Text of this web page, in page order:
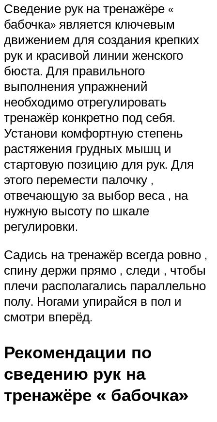
Сведение рук на тренажёре «
бабочка» является ключевым
движением для создания крепких
рук и красивой линии женского
бюста. Для правильного
выполнения упражнений
необходимо отрегулировать
тренажёр конкретно под себя.
Установи комфортную степень
растяжения грудных мышц и
стартовую позицию для рук. Для
этого перемести палочку ,
отвечающую за выбор веса , на
нужную высоту по шкале
регулировки.
Садись на тренажёр всегда ровно ,
спину держи прямо , следи , чтобы
плечи располагались параллельно
полу. Ногами упирайся в пол и
смотри вперёд.
Рекомендации по
сведению рук на
тренажёре « бабочка»